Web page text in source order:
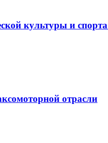
культуры и
отрасли